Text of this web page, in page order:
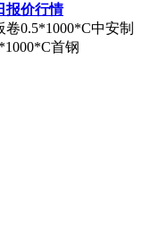
报价行情
0.5*1000*C中安制
首钢